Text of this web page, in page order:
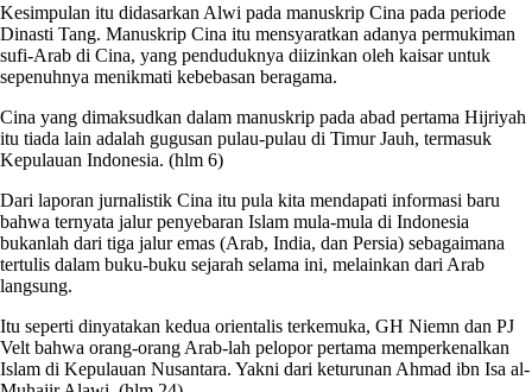
Kesimpulan itu didasarkan Alwi pada manuskrip Cina pada periode
Dinasti Tang. Manuskrip Cina itu mensyaratkan adanya permukiman
sufi-Arab di Cina, yang penduduknya diizinkan oleh kaisar untuk
sepenuhnya menikmati kebebasan beragama.
Cina yang dimaksudkan dalam manuskrip pada abad pertama Hijriyah
itu tiada lain adalah gugusan pulau-pulau di Timur Jauh, termasuk
Kepulauan Indonesia. (hlm 6)
Dari laporan jurnalistik Cina itu pula kita mendapati informasi baru
bahwa ternyata jalur penyebaran Islam mula-mula di Indonesia
bukanlah dari tiga jalur emas (Arab, India, dan Persia) sebagaimana
tertulis dalam buku-buku sejarah selama ini, melainkan dari Arab
langsung.
Itu seperti dinyatakan kedua orientalis terkemuka, GH Niemn dan PJ
Velt bahwa orang-orang Arab-lah pelopor pertama memperkenalkan
Islam di Kepulauan Nusantara. Yakni dari keturunan Ahmad ibn Isa al-